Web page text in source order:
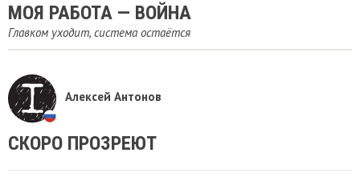
МОЯ РАБОТА — ВОЙНА
Главком уходит, система остаётся
Алексей Антонов
СКОРО ПРОЗРЕЮТ